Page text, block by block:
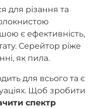
для різання та
є ефективність,
Серейтор ріже
як пила.
для всього та є
Щоб зробити
спектр